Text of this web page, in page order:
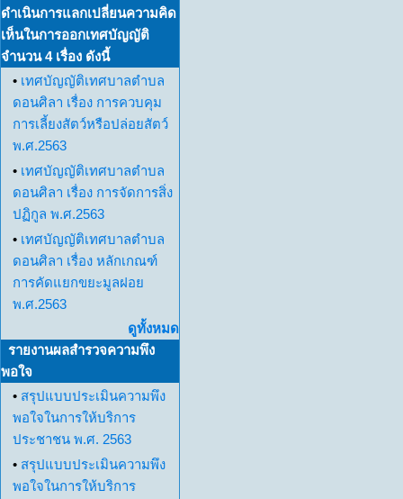
ดำเนินการแลกเปลี่ยนความคิด
เห็นในการออกเทศบัญญัติ
จำนวน 4 เรื่อง ดังนี้
• เทศบัญญัติเทศบาลตำบล
ดอนศิลา เรื่อง การควบคุม
การเลี้ยงสัตว์หรือปล่อยสัตว์
พ.ศ.2563
• เทศบัญญัติเทศบาลตำบล
ดอนศิลา เรื่อง การจัดการสิ่ง
ปฏิกูล พ.ศ.2563
• เทศบัญญัติเทศบาลตำบล
ดอนศิลา เรื่อง หลักเกณฑ์
การคัดแยกขยะมูลฝอย
พ.ศ.2563
ดูทั้งหมด
รายงานผลสำรวจความพึง
พอใจ
• สรุปแบบประเมินความพึง
พอใจในการให้บริการ
ประชาชน พ.ศ. 2563
• สรุปแบบประเมินความพึง
พอใจในการให้บริการ